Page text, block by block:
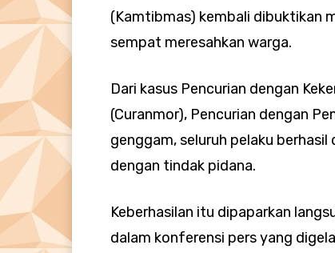
(Kamtibmas) kembali dibuktikan
sempat meresahkan warga.
Dari kasus Pencurian dengan
(Curanmor), Pencurian dengan
genggam, seluruh pelaku
dengan tindak pidana.
Keberhasilan itu dipaparkan
dalam konferensi pers yang